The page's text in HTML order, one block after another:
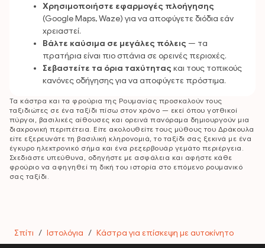
Χρησιμοποιήστε εφαρμογές πλοήγησης
(Google Maps, Waze) για να αποφύγετε διόδια εάν
χρειαστεί.
Βάλτε καύσιμα σε μεγάλες πόλεις — τα
πρατήρια είναι πιο σπάνια σε ορεινές περιοχές.
Σεβαστείτε τα όρια ταχύτητας και τους τοπικούς
κανόνες οδήγησης για να αποφύγετε πρόστιμα.
Τα κάστρα και τα φρούρια της Ρουμανίας προσκαλούν τους
ταξιδιώτες σε ένα ταξίδι πίσω στον χρόνο — εκεί όπου γοτθικοί
πύργοι, βασιλικές αίθουσες και ορεινά πανόραμα δημιουργούν μια
διαχρονική περιπέτεια. Είτε ακολουθείτε τους μύθους του Δράκουλα
είτε εξερευνάτε τη βασιλική κληρονομιά, το ταξίδι σας ξεκινά με ένα
έγκυρο ηλεκτρονικό σήμα και ένα ρεζερβουάρ γεμάτο περιέργεια.
Σχεδιάστε υπεύθυνα, οδηγήστε με ασφάλεια και αφήστε κάθε
φρούριο να αφηγηθεί τη δική του ιστορία στο επόμενο ρουμανικό
σας ταξίδι.
Σπίτι / Ιστολόγια / Κάστρα για επίσκεψη με αυτοκίνητο